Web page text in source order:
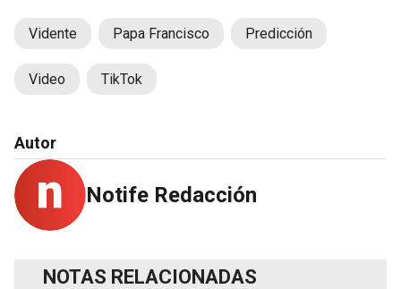
Vidente Papa Francisco Predicción
Video TikTok
Autor
Notife Redacción
NOTAS RELACIONADAS